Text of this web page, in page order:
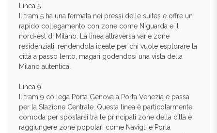
Linea 5
Il tram 5 ha una fermata nei pressi delle suites e offre un
rapido collegamento con zone come Niguarda e il
nord-est di Milano. La linea attraversa varie zone
residenziali, rendendola ideale per chi vuole esplorare la
città a passo lento, magari godendosi una vista della
Milano autentica.
Linea 9
Il tram 9 collega Porta Genova a Porta Venezia e passa
per la Stazione Centrale. Questa linea è particolarmente
comoda per spostarsi tra le principali zone della città e
raggiungere zone popolari come Navigli e Porta